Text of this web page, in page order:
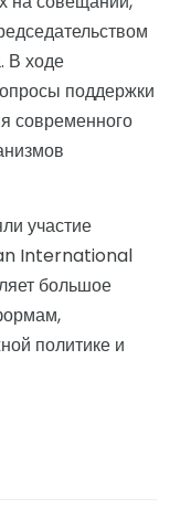
В ходе
поддержки
современного
участие
International
большое
политике и